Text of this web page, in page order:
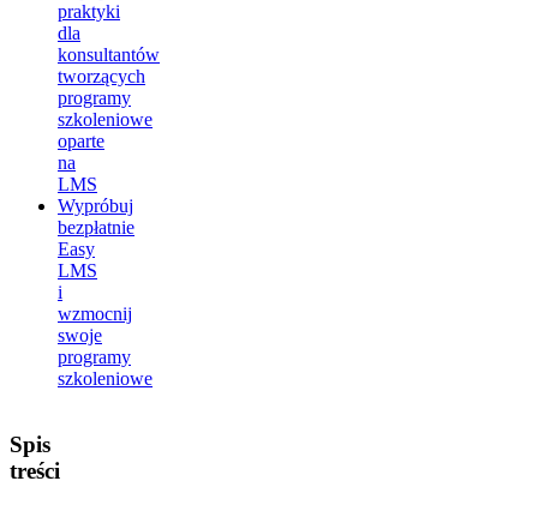
praktyki
dla
konsultantów
tworzących
programy
szkoleniowe
oparte
na
LMS
Wypróbuj
bezpłatnie
Easy
LMS
i
wzmocnij
swoje
programy
szkoleniowe
Spis
treści